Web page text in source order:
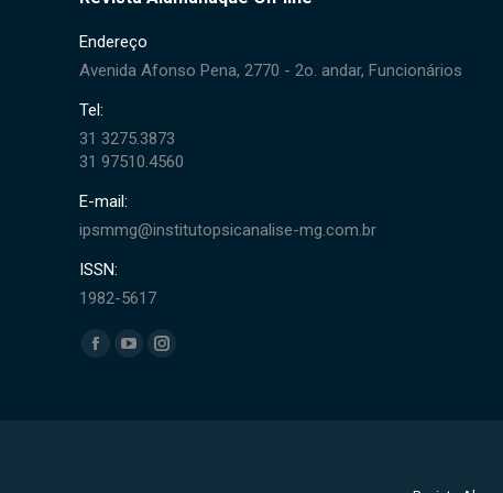
Endereço
Avenida Afonso Pena, 2770 - 2o. andar, Funcionários
Tel:
31 3275.3873
31 97510.4560
E-mail:
ipsmmg@institutopsicanalise-mg.com.br
ISSN:
1982-5617
Encontre-nos em:
Facebook
YouTubeInstagram